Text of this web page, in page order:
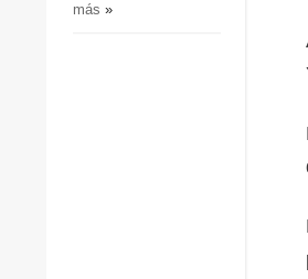
Desastres y
más »